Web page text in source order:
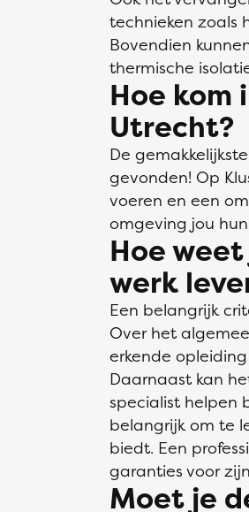
technieken zoals
Bovendien
thermische
Hoe kom
Utrecht?
De
gevonden! Op
voeren en een
omgeving jou
Hoe
werk
Een belangrijk
Over het
erkende
Daarnaast kan
specialist helpen
belangrijk om te
biedt. Een
garanties voor
Moet je